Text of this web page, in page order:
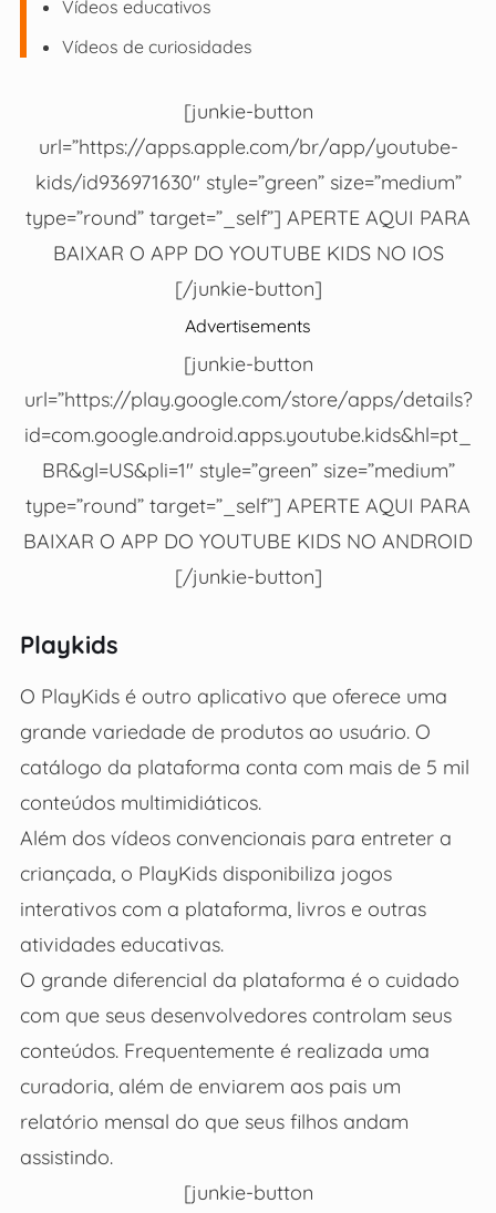
Vídeos educativos
Vídeos de curiosidades
[junkie-button
url=”https://apps.apple.com/br/app/youtube-
kids/id936971630″ style=”green” size=”medium”
type=”round” target=”_self”] APERTE AQUI PARA
BAIXAR O APP DO YOUTUBE KIDS NO IOS
[/junkie-button]
Advertisements
[junkie-button
url=”https://play.google.com/store/apps/details?
id=com.google.android.apps.youtube.kids&hl=pt_
BR&gl=US&pli=1″ style=”green” size=”medium”
type=”round” target=”_self”] APERTE AQUI PARA
BAIXAR O APP DO YOUTUBE KIDS NO ANDROID
[/junkie-button]
Playkids
O PlayKids é outro aplicativo que oferece uma
grande variedade de produtos ao usuário. O
catálogo da plataforma conta com mais de 5 mil
conteúdos multimidiáticos.
Além dos vídeos convencionais para entreter a
criançada, o PlayKids disponibiliza jogos
interativos com a plataforma, livros e outras
atividades educativas.
O grande diferencial da plataforma é o cuidado
com que seus desenvolvedores controlam seus
conteúdos. Frequentemente é realizada uma
curadoria, além de enviarem aos pais um
relatório mensal do que seus filhos andam
assistindo.
[junkie-button